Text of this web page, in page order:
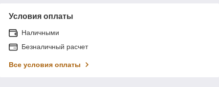
Условия оплаты
Наличными
Безналичный расчет
Все условия оплаты